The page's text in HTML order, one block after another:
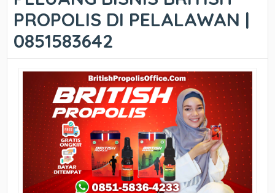
PROPOLIS DI PELALAWAN |
0851583642